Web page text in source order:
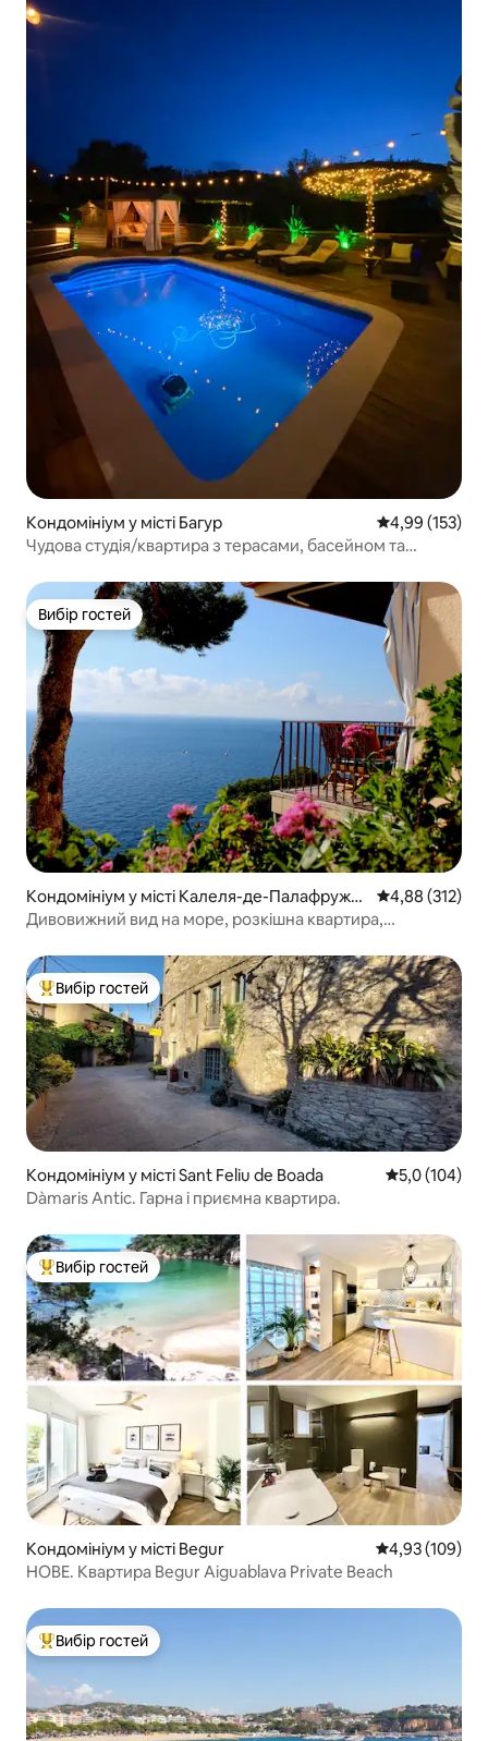
Кондомініум у місті Багур Середня
4,99 (153)
Чудова студія/квартира з терасами, басейном та
Вибір гостей
Вибір гостей
Кондомініум у місті Калеля-де-Палафруже
ль
Середня
4,88 (312)
Дивовижний вид на море, розкішна квартира,
Топ вибір гостей
Вибір гостей
Кондомініум у місті Sant Feliu de Boada Середня
5,0 (104)
Dàmaris Antic. Гарна і приємна квартира.
Топ вибір гостей
Вибір гостей
Кондомініум у місті Begur Середня
4,93 (109)
НОВЕ. Квартира Begur Aiguablava Private Beach
Топ вибір гостей
Вибір гостей